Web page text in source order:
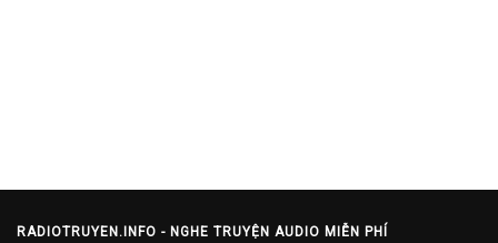
RADIOTRUYEN.INFO - NGHE TRUYỆN AUDIO MIỄN PHÍ